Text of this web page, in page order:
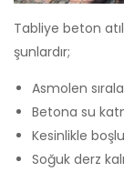
Tabliye beton
şunlardır;
Asmolen
Betona su
Kesinlikle
Soğuk derz